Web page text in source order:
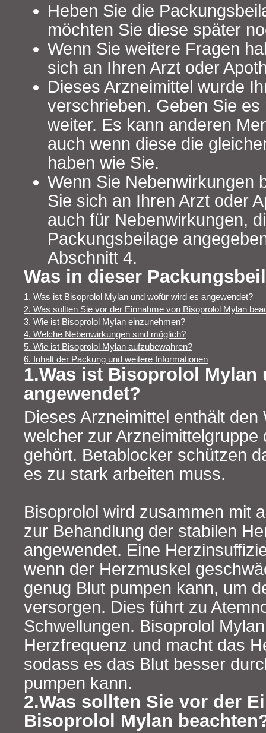
Heben Sie die
möchten Sie diese später
Wenn Sie weitere Fragen
sich an Ihren Arzt oder
Dieses Arzneimittel wurde
verschrieben. Geben Sie es
weiter. Es kann anderen
auch wenn diese die
haben wie Sie.
Wenn Sie Nebenwirkungen
Sie sich an Ihren Arzt oder
auch für Nebenwirkungen,
Packungsbeilage
Abschnitt 4.
Was in dieser
1. Was ist Bisoprolol Mylan und wofür wird es angewendet?
2. Was sollten Sie vor der Einnahme von Bisoprolol Mylan
3. Wie ist Bisoprolol Mylan einzunehmen?
4. Welche Nebenwirkungen sind möglich?
5. Wie ist Bisoprolol Mylan aufzubewahren?
6. Inhalt der Packung und weitere Informationen
1.Was ist Bisoprolol
angewendet?
Dieses Arzneimittel enthält
welcher zur Arzneimittelgruppe
gehört. Betablocker schützen
es zu stark arbeiten muss.
Bisoprolol wird zusammen mit
zur Behandlung der stabilen
angewendet. Eine
wenn der Herzmuskel
genug Blut pumpen kann, um
versorgen. Dies führt zu
Schwellungen. Bisoprolol
Herzfrequenz und macht das
sodass es das Blut besser
pumpen kann.
2.Was sollten Sie vor der
Bisoprolol Mylan